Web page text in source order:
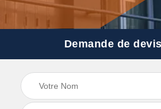
Demande de